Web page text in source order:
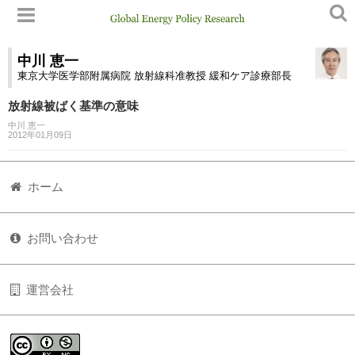
中川 恵一
東京大学医学部附属病院 放射線科准教授 緩和ケア診療部長
放射線被ばく基準の意味
中川 恵一
2012年01月09日
ホーム
お問い合わせ
運営会社